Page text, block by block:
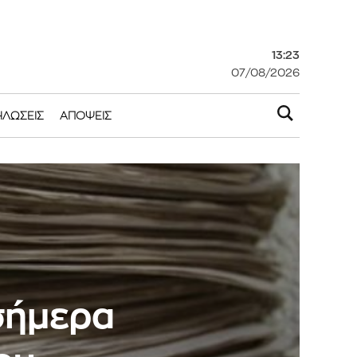
13:23
07/08/2026
ΑΠΌΨΕΙΣ